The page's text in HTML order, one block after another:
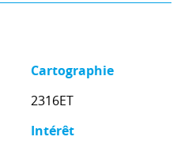
Cartographie
2316ET
Intérêt